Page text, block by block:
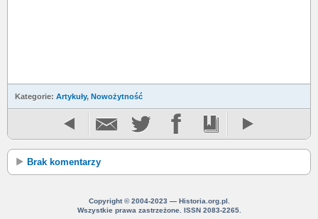
Kategorie: Artykuły, Nowożytność
Brak komentarzy
Copyright © 2004-2023 — Historia.org.pl.
Wszystkie prawa zastrzeżone. ISSN 2083-2265.